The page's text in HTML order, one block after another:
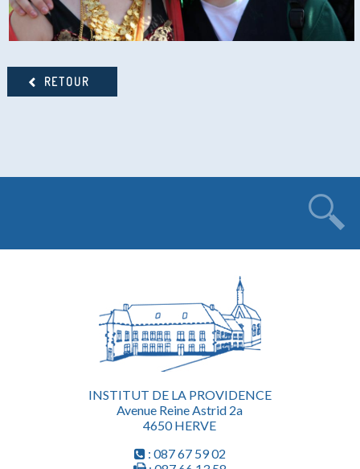
RETOUR
INSTITUT DE LA PROVIDENCE
Avenue Reine Astrid 2a
4650 HERVE
: 087 67 59 02